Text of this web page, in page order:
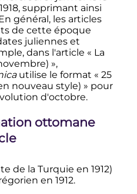
, supprimant ainsi
général, les articles
de cette époque
juliennes et
dans l'article « La
»,
utilise le format « 25
nouveau style) » pour
d'octobre.
ottomane
de la Turquie en 1912)
en 1912.